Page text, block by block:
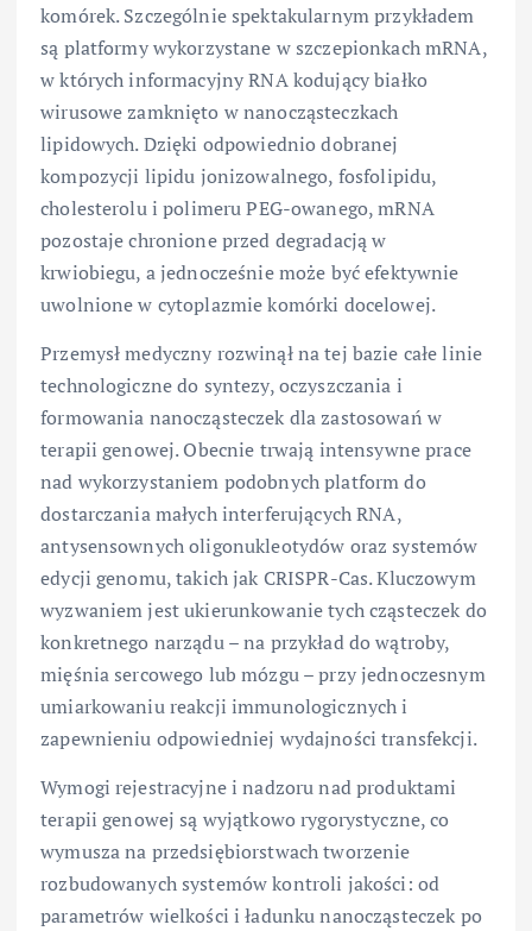
komórek. Szczególnie spektakularnym przykładem
są platformy wykorzystane w szczepionkach mRNA,
w których informacyjny RNA kodujący białko
wirusowe zamknięto w nanocząsteczkach
lipidowych. Dzięki odpowiednio dobranej
kompozycji lipidu jonizowalnego, fosfolipidu,
cholesterolu i polimeru PEG-owanego, mRNA
pozostaje chronione przed degradacją w
krwiobiegu, a jednocześnie może być efektywnie
uwolnione w cytoplazmie komórki docelowej.
Przemysł medyczny rozwinął na tej bazie całe linie
technologiczne do syntezy, oczyszczania i
formowania nanocząsteczek dla zastosowań w
terapii genowej. Obecnie trwają intensywne prace
nad wykorzystaniem podobnych platform do
dostarczania małych interferujących RNA,
antysensownych oligonukleotydów oraz systemów
edycji genomu, takich jak CRISPR-Cas. Kluczowym
wyzwaniem jest ukierunkowanie tych cząsteczek do
konkretnego narządu – na przykład do wątroby,
mięśnia sercowego lub mózgu – przy jednoczesnym
umiarkowaniu reakcji immunologicznych i
zapewnieniu odpowiedniej wydajności transfekcji.
Wymogi rejestracyjne i nadzoru nad produktami
terapii genowej są wyjątkowo rygorystyczne, co
wymusza na przedsiębiorstwach tworzenie
rozbudowanych systemów kontroli jakości: od
parametrów wielkości i ładunku nanocząsteczek po